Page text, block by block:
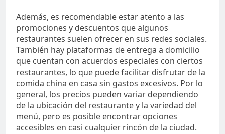
Además, es recomendable estar atento a las
promociones y descuentos que algunos
restaurantes suelen ofrecer en sus redes sociales.
También hay plataformas de entrega a domicilio
que cuentan con acuerdos especiales con ciertos
restaurantes, lo que puede facilitar disfrutar de la
comida china en casa sin gastos excesivos. Por lo
general, los precios pueden variar dependiendo
de la ubicación del restaurante y la variedad del
menú, pero es posible encontrar opciones
accesibles en casi cualquier rincón de la ciudad.